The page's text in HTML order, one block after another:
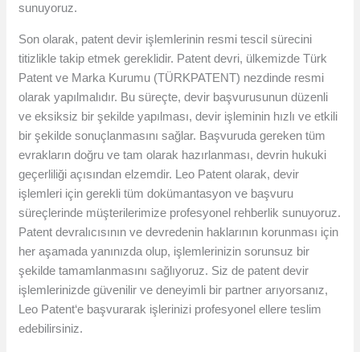
sunuyoruz.
Son olarak, patent devir işlemlerinin resmi tescil sürecini
titizlikle takip etmek gereklidir. Patent devri, ülkemizde Türk
Patent ve Marka Kurumu (TÜRKPATENT) nezdinde resmi
olarak yapılmalıdır. Bu süreçte, devir başvurusunun düzenli
ve eksiksiz bir şekilde yapılması, devir işleminin hızlı ve etkili
bir şekilde sonuçlanmasını sağlar. Başvuruda gereken tüm
evrakların doğru ve tam olarak hazırlanması, devrin hukuki
geçerliliği açısından elzemdir. Leo Patent olarak, devir
işlemleri için gerekli tüm dokümantasyon ve başvuru
süreçlerinde müşterilerimize profesyonel rehberlik sunuyoruz.
Patent devralıcısının ve devredenin haklarının korunması için
her aşamada yanınızda olup, işlemlerinizin sorunsuz bir
şekilde tamamlanmasını sağlıyoruz. Siz de patent devir
işlemlerinizde güvenilir ve deneyimli bir partner arıyorsanız,
Leo Patent‘e başvurarak işlerinizi profesyonel ellere teslim
edebilirsiniz.